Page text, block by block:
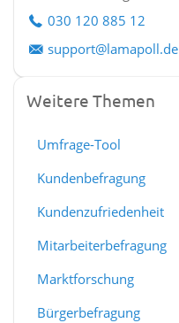
030 120 885 12
support@lamapoll.de
Weitere Themen
Umfrage-Tool
Kundenbefragung
Kundenzufriedenheit
Mitarbeiterbefragung
Marktforschung
Bürgerbefragung